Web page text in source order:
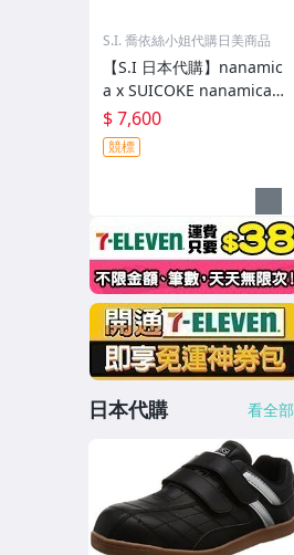
S.I. 喬依絲小姐代購日美商品
【S.I 日本代購】nanamic
a x SUICOKE nanamica E
xclusive FL Slides
$ 7,600
競標
日本代購 看全部